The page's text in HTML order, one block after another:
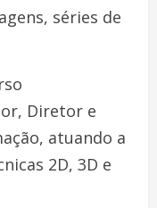
séries de
Diretor e
atuando a
2D, 3D e